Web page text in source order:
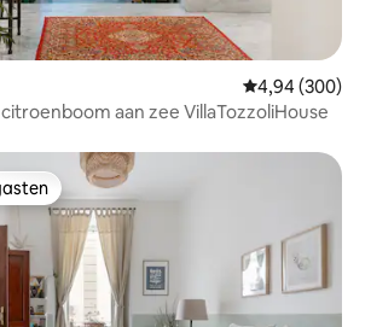
Gemiddelde
4,94 (300)
aan zee VillaTozzoliHouse